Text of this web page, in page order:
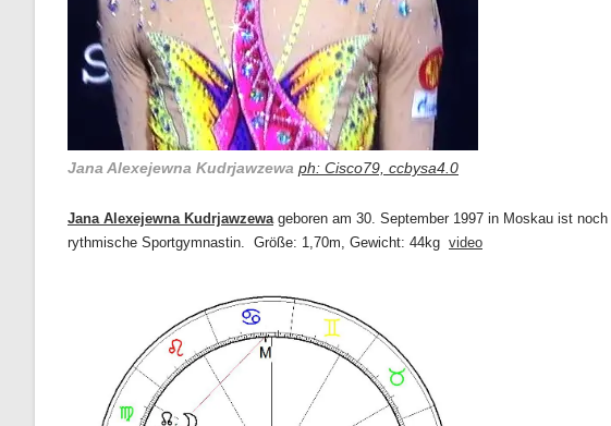
Jana Alexejewna Kudrjawzewa ph: Cisco79, ccbysa4.0
Jana Alexejewna Kudrjawzewa geboren am 30. September 1997 in Moskau ist
rythmische Sportgymnastin. Größe: 1,70m, Gewicht: 44kg video